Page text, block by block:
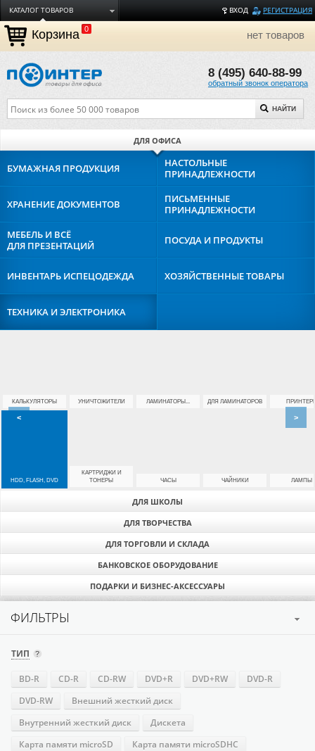
ВХОД РЕГИСТРАЦИЯ
КАТАЛОГ ТОВАРОВ
ДОСТАВКА
ОПЛАТА
ТОРГОВЫЕ МАРКИ
О КОМПАНИИ
Корзина 0 нет товаров
8 (495) 640-88-99
обратный звонок оператора
НАЙТИ
ДЛЯ ОФИСА
ДЛЯ ШКОЛЫ
ДЛЯ ТВОРЧЕСТВА
ДЛЯ ТОРГОВЛИ И СКЛАДА
БАНКОВСКОЕ ОБОРУДОВАНИЕ
ПОДАРКИ И БИЗНЕС-АКСЕССУАРЫ
БУМАЖНАЯ ПРОДУКЦИЯ
НАСТОЛЬНЫЕ
ПРИНАДЛЕЖНОСТИ
ХРАНЕНИЕДОКУМЕНТОВ
ПИСЬМЕННЫЕ
ПРИНАДЛЕЖНОСТИ
МЕБЕЛЬ И ВСЁ
ДЛЯ ПРЕЗЕНТАЦИЙ
ПОСУДА И ПРОДУКТЫ
ИНВЕНТАРЬ ИСПЕЦОДЕЖДА ХОЗЯЙСТВЕННЫЕТОВАРЫ
ТЕХНИКА ИЭЛЕКТРОНИКА
КАЛЬКУЛЯТОРЫ УНИЧТОЖИТЕЛИ ЛАМИНАТОРЫ... ДЛЯ ЛАМИНАТОРОВ
HDD, FLASH, DVD
КАРТРИДЖИ И
ТОНЕРЫ
ЧАСЫ ЧАЙНИКИ ЛАМПЫ
< >
ФИЛЬТРЫ
ТИП
BD-R CD-R CD-RW DVD+R DVD+RW
DVD-R
DVD-RW
Внешний жесткий диск
Внутренний жесткий диск
Дискета
Карта памяти microSD
Карта памяти microSDHC